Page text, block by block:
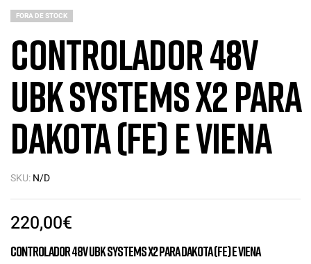
FORA DE STOCK
Controlador 48V
UBK Systems X2 para
Dakota (FE) e Viena
SKU:N/D
220,00€
Controlador 48V UBK Systems X2 para Dakota (FE) e Viena